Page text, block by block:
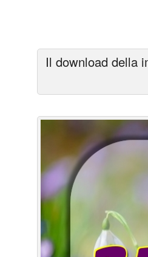
Il download della